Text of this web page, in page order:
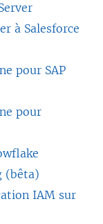
à Salesforce
pour SAP
pour
(bêta)
IAM sur